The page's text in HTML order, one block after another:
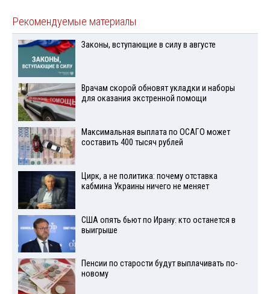
Рекомендуемые материалы
Законы, вступающие в силу в августе
Врачам скорой обновят укладки и наборы
для оказания экстренной помощи
Максимальная выплата по ОСАГО может
составить 400 тысяч рублей
Цирк, а не политика: почему отставка
кабмина Украины ничего не меняет
США опять бьют по Ирану: кто останется в
выигрыше
Пенсии по старости будут выплачивать по-
новому